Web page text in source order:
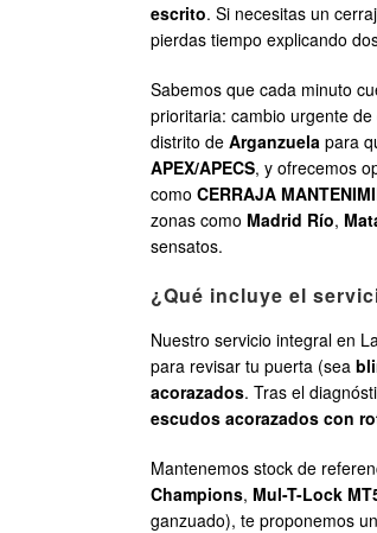
escrito. Si necesitas un
pierdas tiempo explicando
Sabemos que cada minuto
prioritaria: cambio urgente
distrito de Arganzuela para
APEX/APECS, y ofrecemos
como CERRAJA
zonas como Madrid Río,
sensatos.
¿Qué incluye el
Nuestro servicio integral en
para revisar tu puerta (sea
acorazados. Tras el
escudos acorazados con
Mantenemos stock de
Champions, Mul-T-Lock
ganzuado), te proponemos